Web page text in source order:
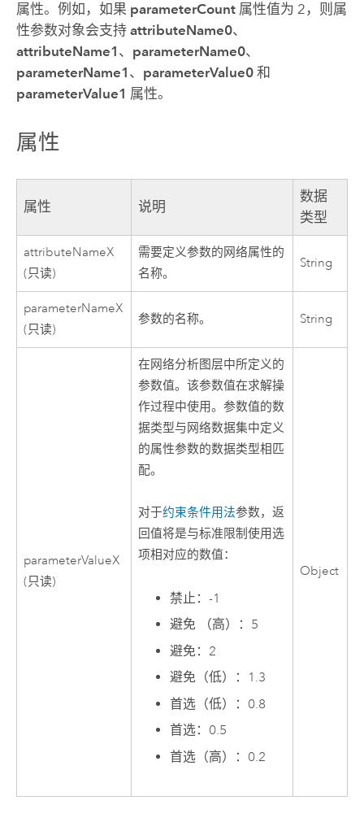
属性。例如，如果 parameterCount属性值为 2，则属
性参数对象会支持 attributeName0、
attributeName1 、 parameterName0、
parameterName1 、 parameterValue0和
parameterValue1 属性。
属性
属性 说明
数据
类型
attributeNameX
(只读)
需要定义参数的网络属性的
名称。
String
parameterNameX
(只读)
参数的名称。 String
parameterValueX
(只读)
在网络分析图层中所定义的
参数值。该参数值在求解操
作过程中使用。参数值的数
据类型与网络数据集中定义
的属性参数的数据类型相匹
配。
对于约束条件用法参数，返
回值将是与标准限制使用选
项相对应的数值：
禁止：-1
避免 （高）：5
避免：2
避免（低）：1.3
首选（低）：0.8
首选：0.5
首选（高）：0.2
Object